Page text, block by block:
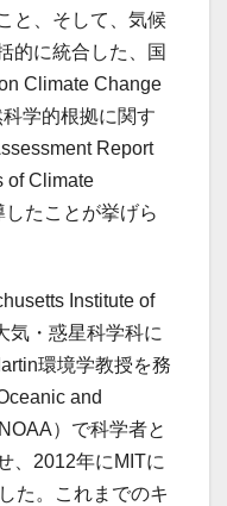
と、そして、気候
的に統合した、国
Climate Change
学的根拠に関す
Report
of Climate
たことが挙げら
Institute of
気・惑星科学科に
環境学教授を務
and
）で科学者と
、2012年にMITに
た。これまでのキ